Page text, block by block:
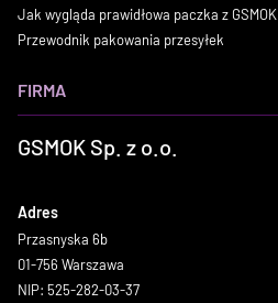
Jak wygląda prawidłowa paczka z GSMOK
Przewodnik pakowania przesyłek
FIRMA
GSMOK Sp. z o.o.
Adres
Przasnyska 6b
01-756 Warszawa
NIP: 525-282-03-37